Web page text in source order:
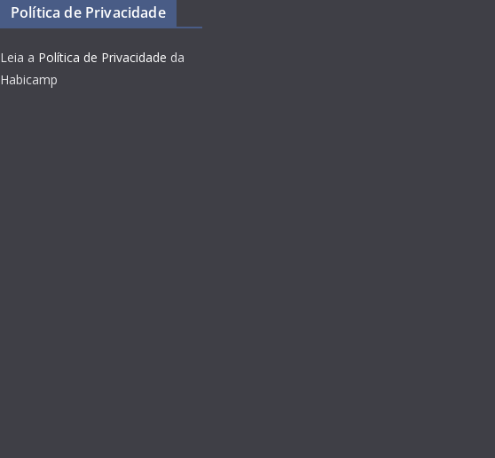
Política de Privacidade
Leia a Política de Privacidade da
Habicamp